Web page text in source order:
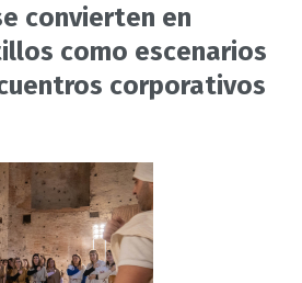
convierten en
como escenarios
corporativos